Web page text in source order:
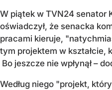
W piątek w TVN24 senator
oświadczył, że senacka
pracami kieruje,
tym projektem w kształcie,
Bo jeszcze nie wpłynął –
Według niego "projekt,